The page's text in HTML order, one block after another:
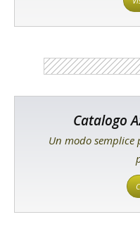
Catalogo
Un modo semplice